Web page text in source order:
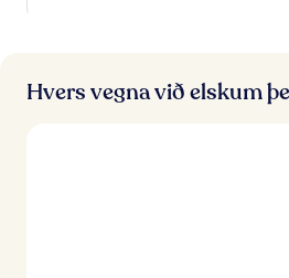
Hvers vegna við elskum